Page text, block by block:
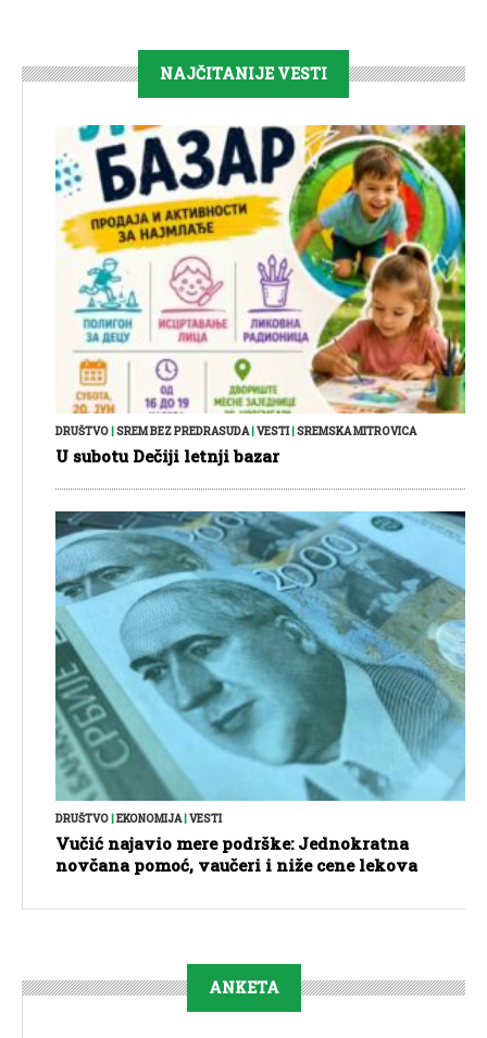
NAJČITANIJE VESTI
DRUŠTVO SREM BEZ PREDRASUDA| VESTI| SREMSKA MITROVICA
U subotu Dečiji letnji bazar
DRUŠTVO|EKONOMIJA|VESTI
Vučić najavio mere podrške: Jednokratna
novčana pomoć, vaučeri i niže cene lekova
ANKETA